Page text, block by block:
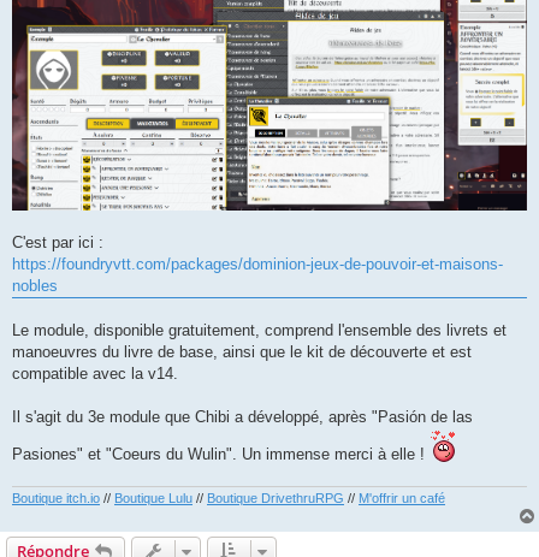
C'est par ici :
https://foundryvtt.com/packages/dominion-jeux-de-pouvoir-et-maisons-
nobles
Le module, disponible gratuitement, comprend l'ensemble des livrets et
manoeuvres du livre de base, ainsi que le kit de découverte et est
compatible avec la v14.
Il s'agit du 3e module que Chibi a développé, après "Pasión de las
Pasiones" et "Coeurs du Wulin". Un immense merci à elle !
Boutique itch.io // Boutique Lulu // Boutique DrivethruRPG // M'offrir un café
Répondre